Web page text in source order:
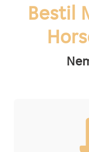
Bestil